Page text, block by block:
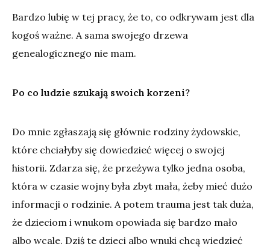
Bardzo lubię w tej pracy, że to, co odkrywam jest dla
kogoś ważne. A sama swojego drzewa
genealogicznego nie mam.
Po co ludzie szukają swoich korzeni?
Do mnie zgłaszają się głównie rodziny żydowskie,
które chciałyby się dowiedzieć więcej o swojej
historii. Zdarza się, że przeżywa tylko jedna osoba,
która w czasie wojny była zbyt mała, żeby mieć dużo
informacji o rodzinie. A potem trauma jest tak duża,
że dzieciom i wnukom opowiada się bardzo mało
albo wcale. Dziś te dzieci albo wnuki chcą wiedzieć